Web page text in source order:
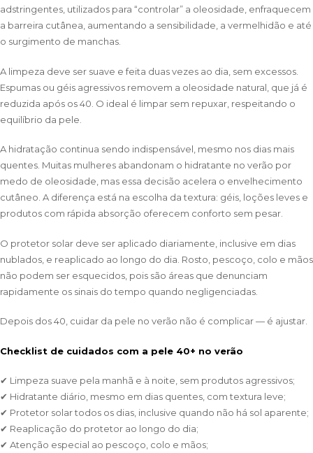
adstringentes, utilizados para “controlar” a oleosidade, enfraquecem
a barreira cutânea, aumentando a sensibilidade, a vermelhidão e até
o surgimento de manchas.
A limpeza deve ser suave e feita duas vezes ao dia, sem excessos.
Espumas ou géis agressivos removem a oleosidade natural, que já é
reduzida após os 40. O ideal é limpar sem repuxar, respeitando o
equilíbrio da pele.
A hidratação continua sendo indispensável, mesmo nos dias mais
quentes. Muitas mulheres abandonam o hidratante no verão por
medo de oleosidade, mas essa decisão acelera o envelhecimento
cutâneo. A diferença está na escolha da textura: géis, loções leves e
produtos com rápida absorção oferecem conforto sem pesar.
O protetor solar deve ser aplicado diariamente, inclusive em dias
nublados, e reaplicado ao longo do dia. Rosto, pescoço, colo e mãos
não podem ser esquecidos, pois são áreas que denunciam
rapidamente os sinais do tempo quando negligenciadas.
Depois dos 40, cuidar da pele no verão não é complicar — é ajustar.
Checklist de cuidados com a pele 40+ no verão
✔ Limpeza suave pela manhã e à noite, sem produtos agressivos;
✔ Hidratante diário, mesmo em dias quentes, com textura leve;
✔ Protetor solar todos os dias, inclusive quando não há sol aparente;
✔ Reaplicação do protetor ao longo do dia;
✔ Atenção especial ao pescoço, colo e mãos;